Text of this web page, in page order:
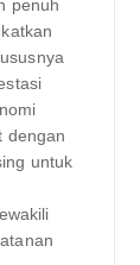
penuh
dengan
untuk